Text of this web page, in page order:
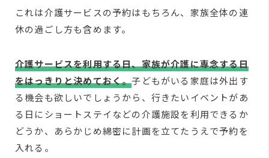
これは介護サービスの予約はもちろん、家族全体の連
休の過ごし方も含めます。
介護サービスを利用する日、家族が介護に専念する日
をはっきりと決めておく。子どもがいる家庭は外出す
る機会も欲しいでしょうから、行きたいイベントがあ
る日にショートステイなどの介護施設を利用できるか
どうか、あらかじめ綿密に計画を立てたうえで予約を
入れる。